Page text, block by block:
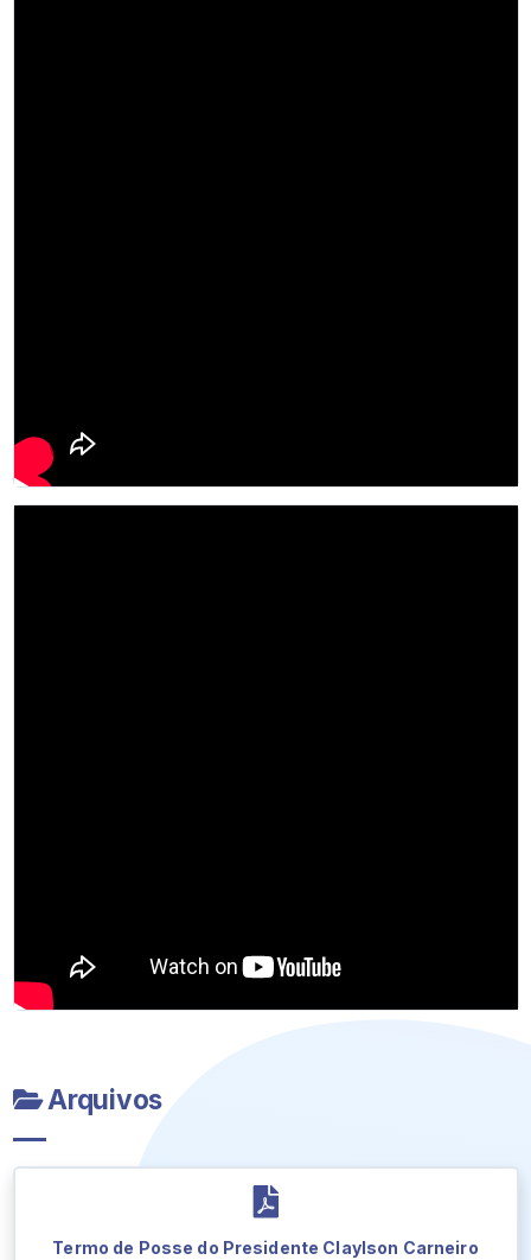
Arquivos
Termo de Posse do Presidente Claylson Carneiro